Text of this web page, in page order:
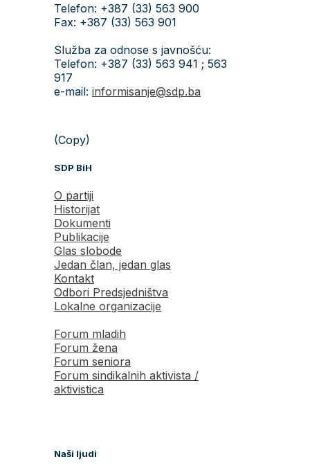
Telefon: +387 (33) 563 900
Fax: +387 (33) 563 901
Služba za odnose s javnošću:
Telefon: +387 (33) 563 941 ; 563
917
e-mail: informisanje@sdp.ba
(Copy)
SDP BiH
O partiji
Historijat
Dokumenti
Publikacije
Glas slobode
Jedan član, jedan glas
Kontakt
Odbori Predsjedništva
Lokalne organizacije
Forum mladih
Forum žena
Forum seniora
Forum sindikalnih aktivista /
aktivistica
Naši ljudi